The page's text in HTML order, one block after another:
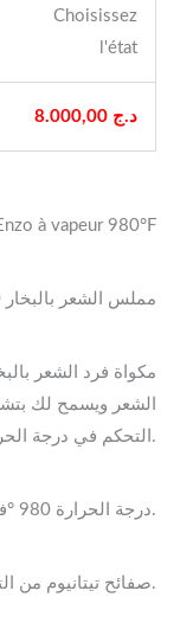
Choisissez
l'état
د.ج
à vapeur 980°F
مملس الشعر بالبخار 980° فهرنهايت
مكواة فرد الشعر
الشعر ويسمح لك
التحكم في درجة الحرارة مناسب لجميع أنواع الشعر العائم.
درجة الحرارة 980 °فهرنهايت.
صفائح تيتانيوم من التورمالون.